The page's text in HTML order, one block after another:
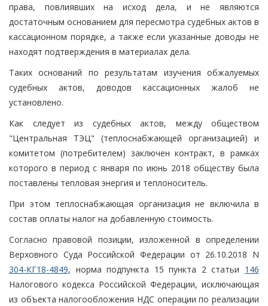
права, повлиявших на исход дела, и не являются
достаточным основанием для пересмотра судебных актов в
кассационном порядке, а также если указанные доводы не
находят подтверждения в материалах дела.
Таких оснований по результатам изучения обжалуемых
судебных актов, доводов кассационных жалоб не
установлено.
Как следует из судебных актов, между обществом
"Центральная ТЭЦ" (теплоснабжающей организацией) и
комитетом (потребителем) заключен контракт, в рамках
которого в период с января по июнь 2018 обществу была
поставлены тепловая энергия и теплоноситель.
При этом теплоснабжающая организация не включила в
состав оплаты налог на добавленную стоимость.
Согласно правовой позиции, изложенной в определении
Верховного Суда Российской Федерации от 26.10.2018 N
304-КГ18-4849, норма подпункта 15 пункта 2 статьи 146
Налогового кодекса Российской Федерации, исключающая
из объекта налогообложения НДС операции по реализации